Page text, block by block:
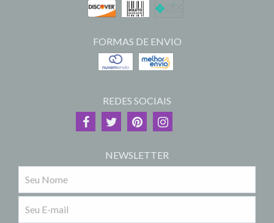
FORMAS DE ENVIO
REDES SOCIAIS
NEWSLETTER